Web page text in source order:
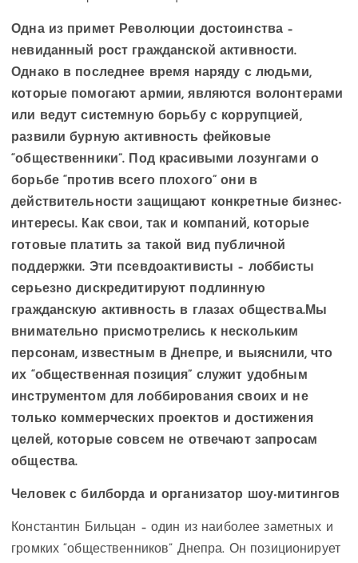
Одна из примет Революции достоинства –
невиданный рост гражданской активности.
Однако в последнее время наряду с людьми,
которые помогают армии, являются волонтерами
или ведут системную борьбу с коррупцией,
развили бурную активность фейковые
“общественники”. Под красивыми лозунгами о
борьбе “против всего плохого” они в
действительности защищают конкретные бизнес-
интересы. Как свои, так и компаний, которые
готовые платить за такой вид публичной
поддержки. Эти псевдоактивисты – лоббисты
серьезно дискредитируют подлинную
гражданскую активность в глазах общества.Мы
внимательно присмотрелись к нескольким
персонам, известным в Днепре, и выяснили, что
их “общественная позиция” служит удобным
инструментом для лоббирования своих и не
только коммерческих проектов и достижения
целей, которые совсем не отвечают запросам
общества.
Человек с билборда и организатор шоу-митингов
Константин Бильцан – один из наиболее заметных и
громких “общественников” Днепра. Он позиционирует